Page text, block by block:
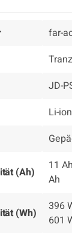
far-
JD-
Li-ion
(Ah)
11
Ah
(Wh)
396
601